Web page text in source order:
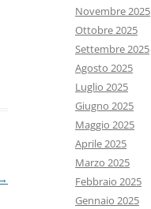
Novembre 2025
Ottobre 2025
Settembre 2025
Agosto 2025
Luglio 2025
Giugno 2025
Maggio 2025
Aprile 2025
Marzo 2025
Febbraio 2025
Gennaio 2025